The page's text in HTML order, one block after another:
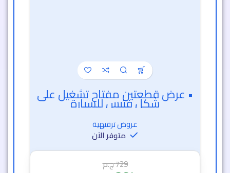
• عرض قطعتين مفتاح تشغيل على
شكل فتيس للسيارة
عروض ترفيهية
متوفر الآن
729ج.م